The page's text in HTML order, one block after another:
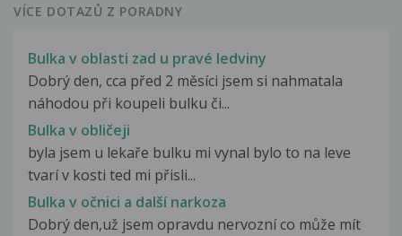
VÍCE DOTAZŮ Z PORADNY
Bulka v oblasti zad u pravé ledviny
Dobrý den, cca před 2 měsíci jsem si nahmatala
náhodou při koupeli bulku či...
Bulka v obličeji
byla jsem u lekaře bulku mi vynal bylo to na leve
tvarí v kosti ted mi přisli...
Bulka v očnici a další narkoza
Dobrý den,už jsem opravdu nervozní co může mít